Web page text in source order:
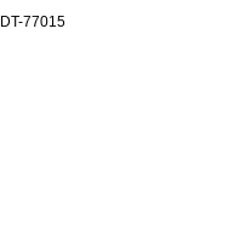
DT-77015